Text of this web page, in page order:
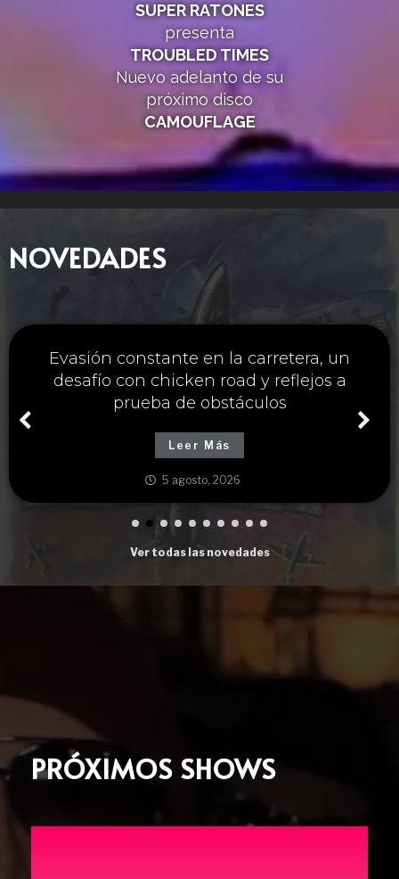
SUPER RATONES
presenta
TROUBLED TIMES
Nuevo adelanto de su
próximo disco
CAMOUFLAGE
NOVEDADES
Única estrategia y chicken road casino
para maximizar ganancias cruzando
carreteras peligrosas
Leer Más
5 agosto, 2026
Ver todas las novedades
PRÓXIMOS SHOWS